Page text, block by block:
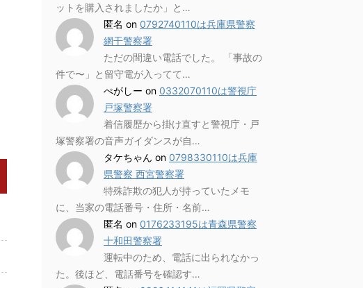
ットを購入されましたか」と…
匿名 on 0792740110は兵庫県警察
網干警察署
ただの間違い電話でした。 「事故の
件で〜」と留守電が入ってて…
ぺがしー on 0332070110は警視庁
戸塚警察署
着信履歴から掛け直すと警視庁・戸
塚警察署の音声ガイダンスが自…
タケちゃん on 0798330110は兵庫
県警察 西宮警察署
特殊詐欺の犯人が持っていたメモ
に、当家の電話番号・住所・名前…
匿名 on 0176233195は青森県警察
十和田警察署
運転中のため、電話に出られなかっ
た。後ほど、電話番号を確認す…